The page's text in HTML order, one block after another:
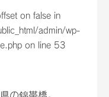
on false in
admin/wp-
on line 53